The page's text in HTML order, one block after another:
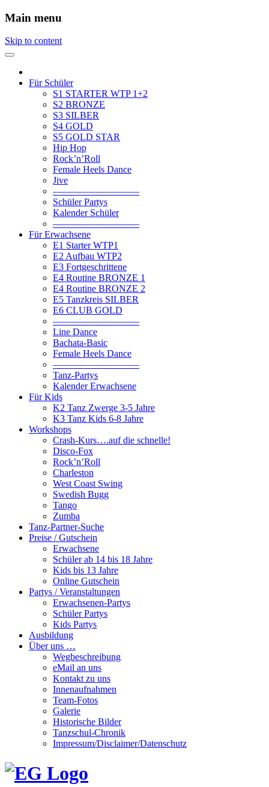
Main menu
Skip to content
Für Schüler
S1 STARTER WTP 1+2
S2 BRONZE
S3 SILBER
S4 GOLD
S5 GOLD STAR
Hip Hop
Rock’n’Roll
Female Heels Dance
Jive
—————————
Schüler Partys
Kalender Schüler
—————————
Für Erwachsene
E1 Starter WTP1
E2 Aufbau WTP2
E3 Fortgeschrittene
E4 Routine BRONZE 1
E4 Routine BRONZE 2
E5 Tanzkreis SILBER
E6 CLUB GOLD
—————————
Line Dance
Bachata-Basic
Female Heels Dance
—————————
Tanz-Partys
Kalender Erwachsene
Für Kids
K2 Tanz Zwerge 3-5 Jahre
K3 Tanz Kids 6-8 Jahre
Workshops
Crash-Kurs….auf die schnelle!
Disco-Fox
Rock’n’Roll
Charleston
West Coast Swing
Swedish Bugg
Tango
Zumba
Tanz-Partner-Suche
Preise / Gutschein
Erwachsene
Schüler ab 14 bis 18 Jahre
Kids bis 13 Jahre
Online Gutschein
Partys / Veranstaltungen
Erwachsenen-Partys
Schüler Partys
Kids Partys
Ausbildung
Über uns …
Wegbeschreibung
eMail an uns
Kontakt zu uns
Innenaufnahmen
Team-Fotos
Galerie
Historische Bilder
Tanzschul-Chronik
Impressum/Disclaimer/Datenschutz